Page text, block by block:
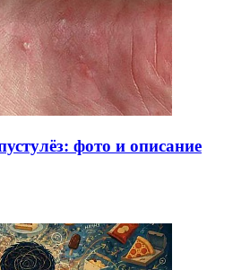
фото и описание